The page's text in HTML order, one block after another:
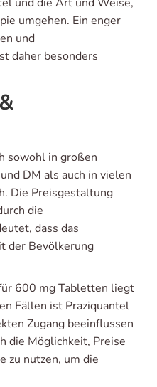
umgehen. Ein enger
und
daher besonders
sowohl in großen
DM als auch in vielen
Die Preisgestaltung
die
dass das
der Bevölkerung
600 mg Tabletten liegt
Fällen ist Praziquantel
Zugang beeinflussen
die Möglichkeit, Preise
zu nutzen, um die